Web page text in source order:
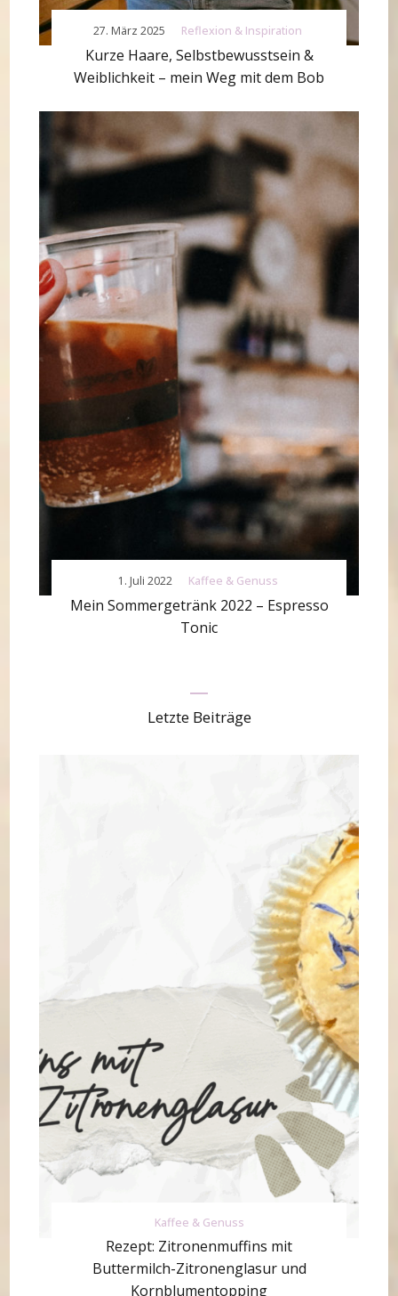
Reflexion & Inspiration
Kurze Haare, Selbstbewusstsein &
Weiblichkeit – mein Weg mit dem Bob
27. März 2025
Kaffee & Genuss
Mein Sommergetränk 2022 – Espresso
Tonic
1. Juli 2022
Letzte Beiträge
Kaffee & Genuss
Rezept: Zitronenmuffins mit
Buttermilch-Zitronenglasur und
Kornblumentopping